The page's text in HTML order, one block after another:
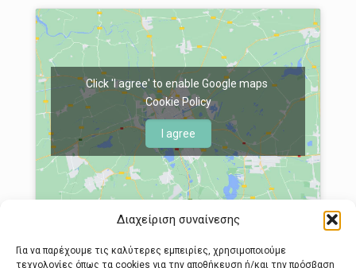
Διαχείριση συναίνεσης
Για να παρέχουμε τις καλύτερες εμπειρίες, χρησιμοποιούμε
τεχνολογίες όπως τα cookies για την αποθήκευση ή/και την πρόσβαση
Click 'I agree' to enable Google maps
Cookie Policy
I agree